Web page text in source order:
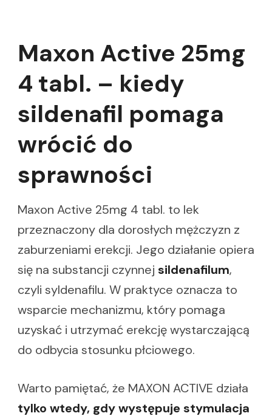
Maxon Active 25mg
4 tabl. – kiedy
sildenafil pomaga
wrócić do
sprawności
Maxon Active 25mg 4 tabl. to lek
przeznaczony dla dorosłych mężczyzn z
zaburzeniami erekcji. Jego działanie opiera
się na substancji czynnej sildenafilum,
czyli syldenafilu. W praktyce oznacza to
wsparcie mechanizmu, który pomaga
uzyskać i utrzymać erekcję wystarczającą
do odbycia stosunku płciowego.
Warto pamiętać, że MAXON ACTIVE działa
tylko wtedy, gdy występuje stymulacja